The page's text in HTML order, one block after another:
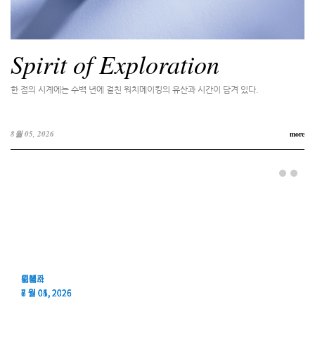
Spirit of Exploration
한 점의 시계에는 수백 년에 걸친 워치메이킹의 유산과 시간이 담겨 있다.
8월 05, 2026 more
티쏘
8 월 05, 2026
오메가
7 월 01, 2026
롤렉스
7 월 01, 2026
위블로
6 월 04, 2026